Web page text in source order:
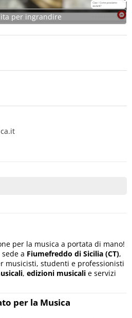
per ingrandire
per la musica a portata di mano!
a Fiumefreddo di Sicilia (CT),
musicisti, studenti e professionisti
, edizioni musicali e servizi
per la Musica